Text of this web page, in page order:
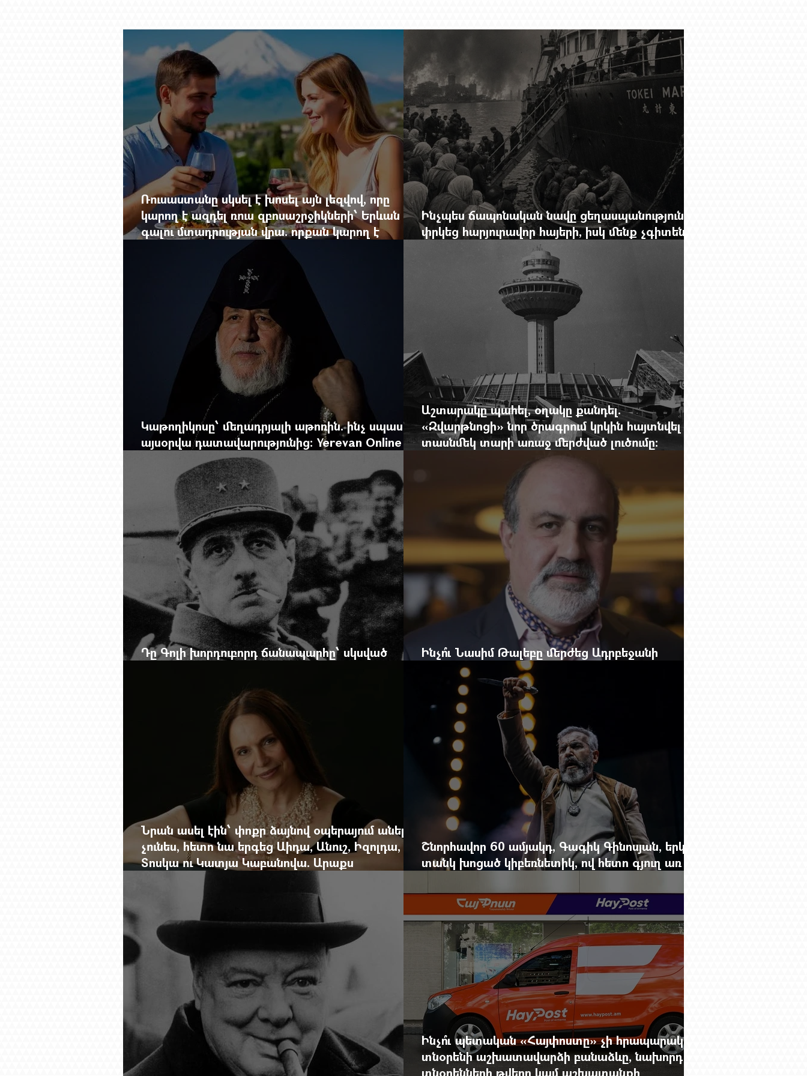
Ռուսաստանը սկսել է խոսել այն լեզվով, որը
կարող է ազդել ռուս զբոսաշրջիկների՝ Երևան
գալու մտադրության վրա. որքան կարող է
խորանալ հայ-ռուսական ճգնաժամը
Ինչպես ճապոնական նավը ցեղասպանությունից
փրկեց հարյուրավոր հայերի, իսկ մենք չգիտենք
հերոս նավապետի անունը՝ Սաձո Հիբիի
Կաթողիկոսը՝ մեղադրյալի աթոռին. ինչ սպասել
այսօրվա դատավարությունից: Yerevan Online
Mag.-ի մեծ ռեպորտաժը
Աշտարակը պահել, օղակը քանդել.
«Զվարթնոցի» նոր ծրագրում կրկին հայտնվել է
տասնմեկ տարի առաջ մերժված լուծումը:
Yerevan Online Mag.-ի մեծ ռեպորտաժը
Դը Գոլի խորդուբորդ ճանապարհը՝ սկսված
Ինչո՞ւ Նասիմ Թալեբը մերժեց Ադրբեջանի
հրավերքը և պաշտպանեց Ռուբեն Վարդանյանին
Նրան ասել էին՝ փոքր ձայնով օպերայում անելիք
չունես, հետո նա երգեց Աիդա, Անուշ, Իզոլդա,
Տոսկա ու Կատյա Կաբանովա. Արաքս
Մանսուրյանը 80 տարեկան է
Շնորհավոր 60 ամյակդ, Գագիկ Գինոսյան, երկու
տանկ խոցած կիբեռնետիկ, ով հետո գյուղ առ
Ինչո՞ւ պետական «Հայփոստը» չի հրապարակում
տնօրենի աշխատավարձի բանաձևը, նախորդ
տնօրենների թվերը կամ աշխատանքի